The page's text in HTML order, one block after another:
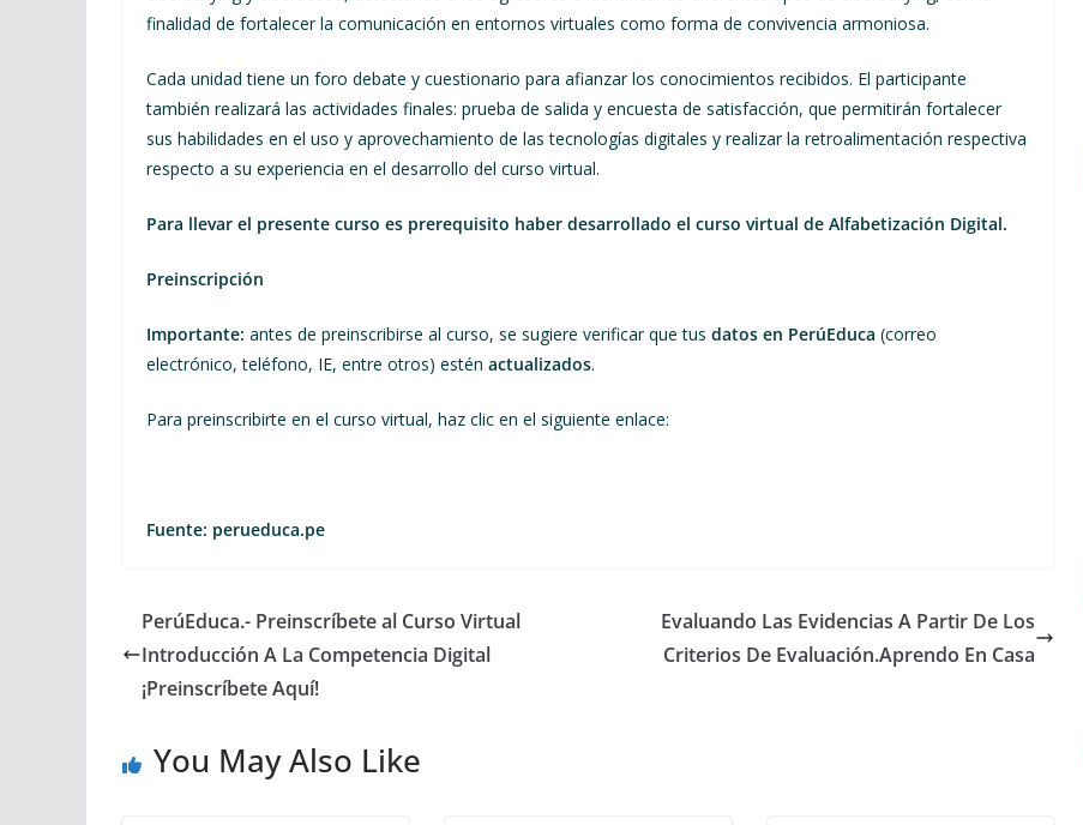
finalidad de fortalecer la comunicación en entornos virtuales como forma de convivencia armoniosa.
Cada unidad tiene un foro debate y cuestionario para afianzar los conocimientos recibidos. El participante
también realizará las actividades finales: prueba de salida y encuesta de satisfacción, que permitirán fortalecer
sus habilidades en el uso y aprovechamiento de las tecnologías digitales y realizar la retroalimentación respectiva
respecto a su experiencia en el desarrollo del curso virtual.
Para llevar el presente curso es prerequisito haber desarrollado el curso virtual de Alfabetización Digital.
Preinscripción
Importante: antes de preinscribirse al curso, se sugiere verificar que tus datos en PerúEduca (correo
electrónico, teléfono, IE, entre otros) estén actualizados.
Para preinscribirte en el curso virtual, haz clic en el siguiente enlace:
Fuente: perueduca.pe
PerúEduca.- Preinscríbete al Curso Virtual
Introducción A La Competencia Digital
¡Preinscríbete Aquí!
Evaluando Las Evidencias A Partir De Los
Criterios De Evaluación.Aprendo En Casa
You May Also Like